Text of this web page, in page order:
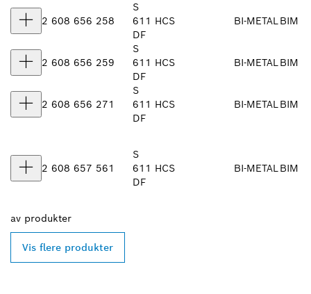
2 608 656 258
S
611
DF
HCS BI-METALBIM
2 608 656 259
S
611
DF
HCS BI-METALBIM
2 608 656 271
S
611
DF
HCS BI-METALBIM
2 608 657 561
S
611
DF
HCS BI-METALBIM
av produkter
Vis flere produkter